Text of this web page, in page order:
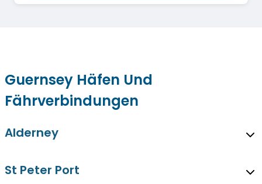
Guernsey Häfen Und
Fährverbindungen
Alderney
St Peter Port